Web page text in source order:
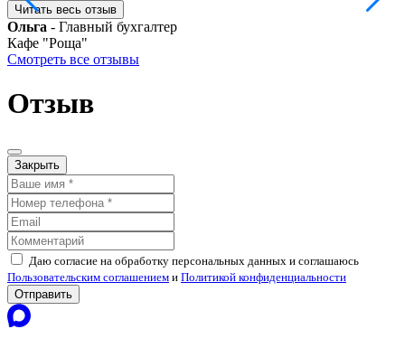
Читать весь отзыв
Ольга - Главный бухгалтер
Кафе "Роща"
Смотреть все отзывы
Отзыв
Закрыть
Даю согласие на обработку персональных данных и соглашаюсь
Пользовательским соглашением и Политикой конфиденциальности
Отправить